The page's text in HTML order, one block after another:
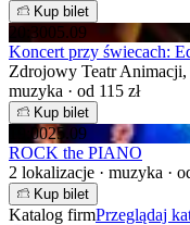
Kup bilet
20:3005.09
Koncert przy świecach:
Zdrojowy Teatr Animacji,
muzyka · od 115 zł
Kup bilet
19:0025.09
ROCK the PIANO
2 lokalizacje · muzyka ·
Kup bilet
Katalog firmPrzeglądaj